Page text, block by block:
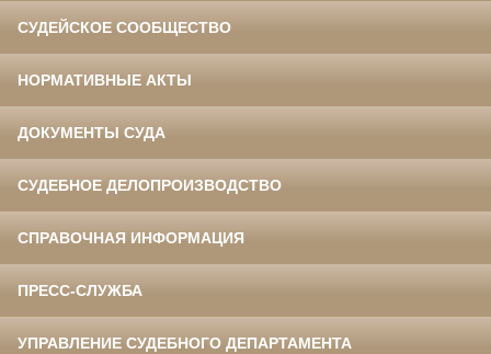
СУДЕЙСКОЕ СООБЩЕСТВО
НОРМАТИВНЫЕ АКТЫ
ДОКУМЕНТЫ СУДА
СУДЕБНОЕ ДЕЛОПРОИЗВОДСТВО
СПРАВОЧНАЯ ИНФОРМАЦИЯ
ПРЕСС-СЛУЖБА
УПРАВЛЕНИЕ СУДЕБНОГО ДЕПАРТАМЕНТА